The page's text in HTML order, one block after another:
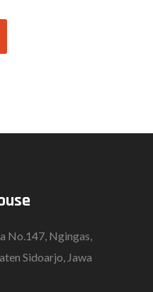
No.147, Ngingas,
Sidoarjo, Jawa